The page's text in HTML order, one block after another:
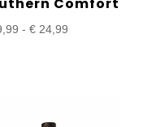
- € 24,99